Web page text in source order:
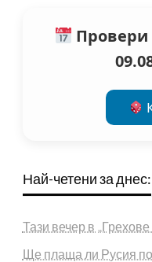
Провери
Най-четени за днес:
Тази вечер в
Ще плаща ли Русия